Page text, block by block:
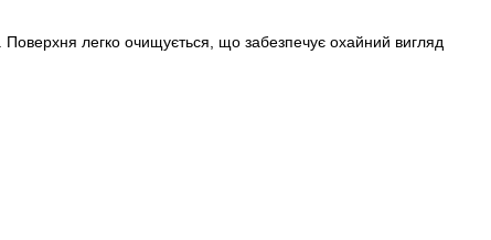
Поверхня легко очищується, що забезпечує охайний вигляд